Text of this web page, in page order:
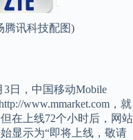
腾讯科技配图)
日，中国移动Mobile
www.mmarket.com，就
在上线72个小时后，网站
显示为“即将上线，敬请